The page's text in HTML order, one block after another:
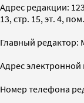
Адрес редакции:
13, стр. 15, эт. 4,
Главный редактор:
Адрес
Номер телефона